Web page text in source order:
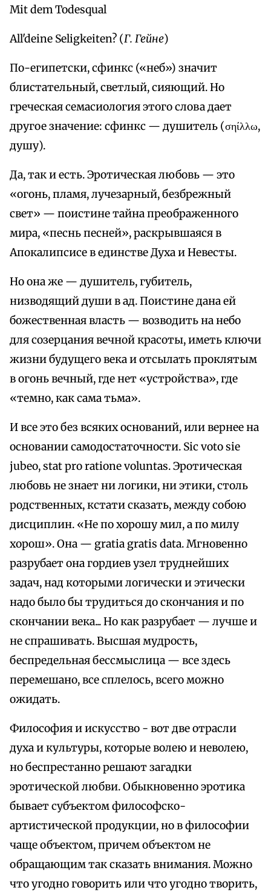
Mit dem Todesqual
All'deine Seligkeiten? (Г. Гейне)
По-египетски, сфинкс («неб») значит
блистательный, светлый, сияющий. Но
греческая семасиология этого слова дает
другое значение: сфинкс — душитель (σηίλλω,
душу).
Да, так и есть. Эротическая любовь — это
«огонь, пламя, лучезарный, безбрежный
свет» — поистине тайна преображенного
мира, «песнь песней», раскрывшаяся в
Апокалипсисе в единстве Духа и Невесты.
Но она же — душитель, губитель,
низводящий души в ад. Поистине дана ей
божественная власть — возводить на небо
для созерцания вечной красоты, иметь ключи
жизни будущего века и отсылать проклятым
в огонь вечный, где нет «устройства», где
«темно, как сама тьма».
И все это без всяких оснований, или вернее на
основании самодостаточности. Sic voto sie
jubeo, stat pro ratione voluntas. Эротическая
любовь не знает ни логики, ни этики, столь
родственных, кстати сказать, между собою
дисциплин. «Не по хорошу мил, а по милу
хорош». Она — gratia gratis data. Мгновенно
разрубает она гордиев узел труднейших
задач, над которыми логически и этически
надо было бы трудиться до скончания и по
скончании века... Но как разрубает — лучше и
не спрашивать. Высшая мудрость,
беспредельная бессмыслица — все здесь
перемешано, все сплелось, всего можно
ожидать.
Философия и искусство - вот две отрасли
духа и культуры, которые волею и неволею,
но беспрестанно решают загадки
эротической любви. Обыкновенно эротика
бывает субъектом философско-
артистической продукции, но в философии
чаще объектом, причем объектом не
обращающим так сказать внимания. Можно
что угодно говорить или что угодно творить,